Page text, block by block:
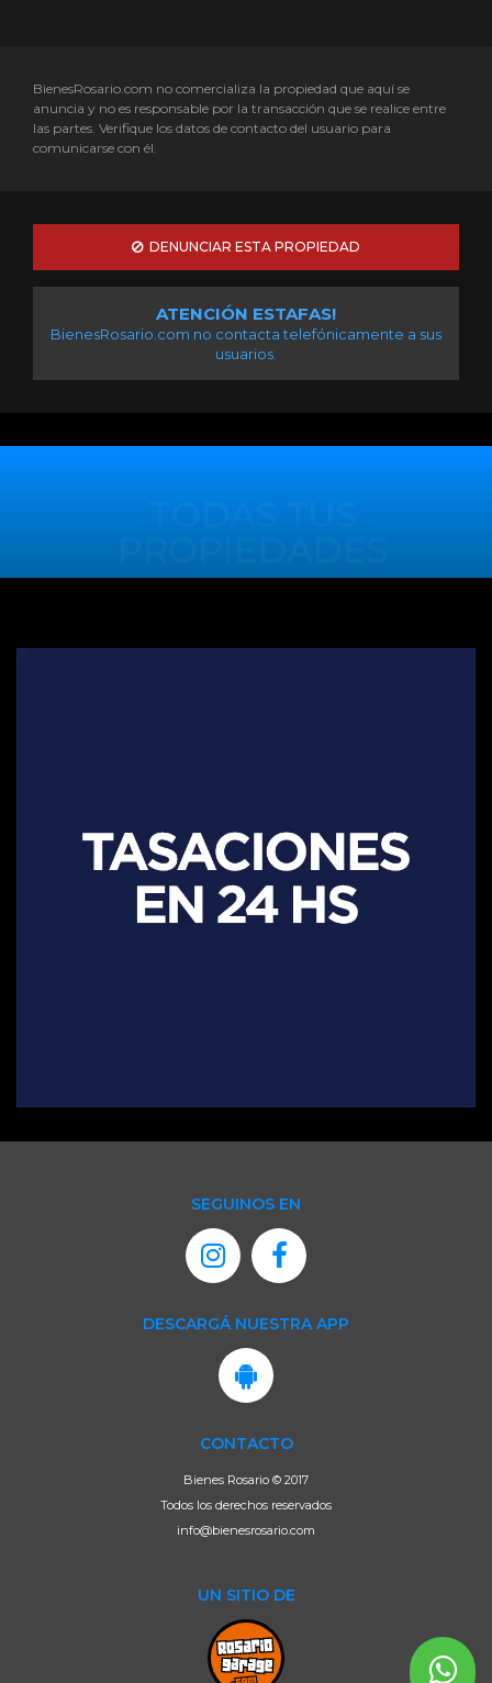
BienesRosario.com no comercializa la propiedad que aquí se
anuncia y no es responsable por la transacción que se realice entre
las partes. Verifique los datos de contacto del usuario para
comunicarse con él.
DENUNCIAR ESTA PROPIEDAD
ATENCIÓN ESTAFAS!
BienesRosario.com no contacta telefónicamente a sus
usuarios.
SEGUINOS EN
DESCARGÁ NUESTRA APP
CONTACTO
Bienes Rosario © 2017
Todos los derechos reservados
info@bienesrosario.com
UN SITIO DE